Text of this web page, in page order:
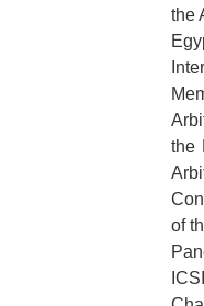
the
the
of